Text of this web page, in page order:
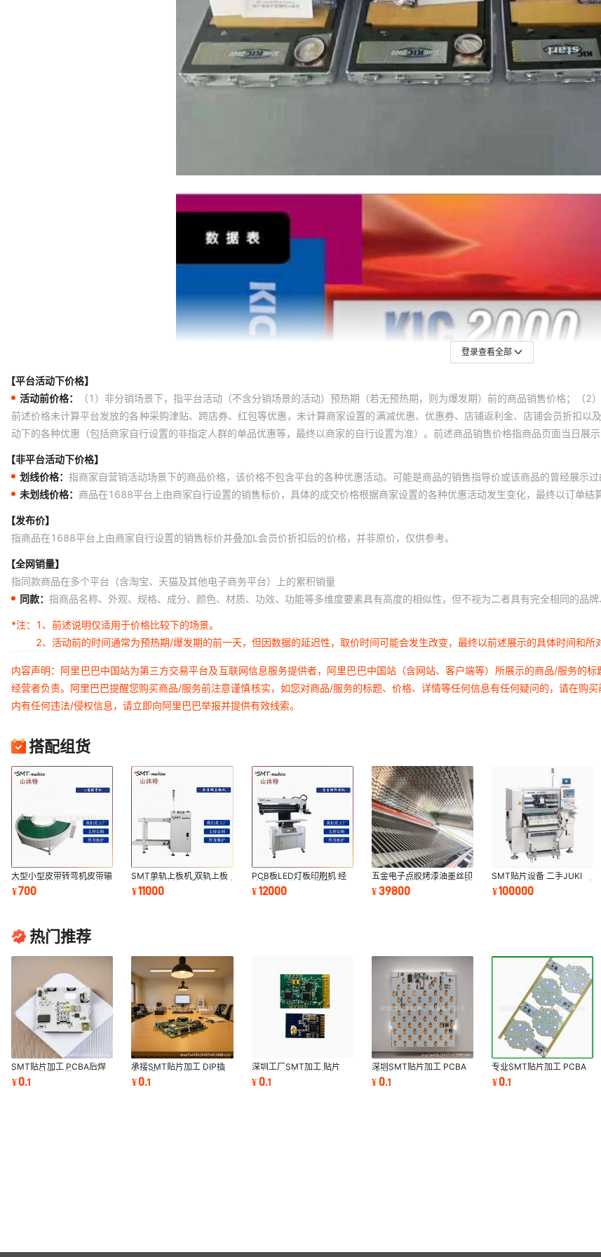
登录查看全部
【平台活动下价格】
活动前价格：
（1）非分销场景下，指平台活动（不含分销场景的活动）预热期（若无预热期，则为爆发期）前的商品销售价格；（
前述价格未计算平台发放的各种采购津贴、跨店券、红包等优惠，未计算商家设置的满减优惠、优惠券、店铺返利金、店铺会员折扣
动下的各种优惠（包括商家自行设置的非指定人群的单品优惠等，最终以商家的自行设置为准）。前述商品销售价格指商品页面当日展
【非平台活动下价格】
划线价格： 指商家自营销活动场景下的商品价格，该价格不包含平台的各种优惠活动。可能是商品的销售指导价或该商品的曾经展示过
未划线价格： 商品在1688平台上由商家自行设置的销售标价，具体的成交价格根据商家设置的各种优惠活动发生变化，最终以订单结
【发布价】
指商品在1688平台上由商家自行设置的销售标价并叠加L会员价折扣后的价格，并非原价，仅供参考。
【全网销量】
指同款商品在多个平台（含淘宝、天猫及其他电子商务平台）上的累积销量
同款： 指商品名称、外观、规格、成分、颜色、材质、功效、功能等多维度要素具有高度的相似性，但不视为二者具有完全相同的品牌
*注：
1、前述说明仅适用于价格比较下的场景。
2、活动前的时间通常为预热期/爆发期的前一天，但因数据的延迟性，取价时间可能会发生改变，最终以前述展示的具体时间和所
内容声明：阿里巴巴中国站为第三方交易平台及互联网信息服务提供者，阿里巴巴中国站（含网站、客户端等）所展示的商品/服务的
经营者负责。阿里巴巴提醒您购买商品/服务前注意谨慎核实，如您对商品/服务的标题、价格、详情等任何信息有任何疑问的，请在购
内有任何违法/侵权信息，请立即向阿里巴巴举报并提供有效线索。
搭配组货
大型小型皮带转弯机皮带输
送机皮带传送机不锈钢转弯
机输送机
¥700
SMT单轨上板机 双轨上板
机 微型上板机 L型直角上板
机
¥11000
PCB板LED灯板印刷机 经
济型SMT半自动锡膏印刷
机 红胶印刷机
¥12000
五金电子点胶烤漆油墨丝印
工业烘干隧道炉食品烘干隧
道炉源头厂家
¥39800
SMT贴片设备 二手JUKI
2070贴片机 JUKI 2080贴
片机
¥100000
热门推荐
SMT贴片加工 PCBA后焊
加工 小批量打样
¥0.1
承接SMT贴片加工 DIP插
件后焊加工 快速贴片打样
¥0.1
深圳工厂SMT加工 贴片
PCBA贴片加工一站式
¥0.1
深圳SMT贴片加工 PCBA
后焊加工
¥0.1
专业SMT贴片加工 PCBA
后焊加工
¥0.1